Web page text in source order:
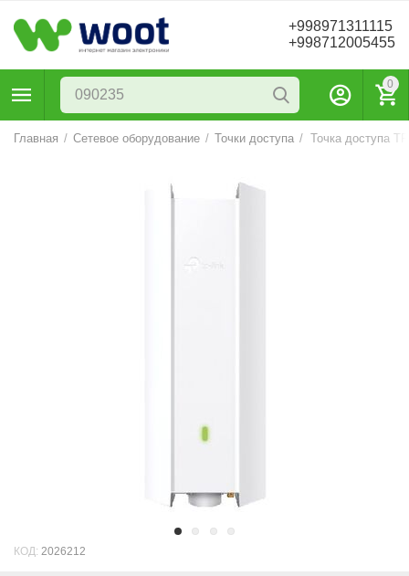
+998971311115
+998712005455
0
Главная / Сетевое оборудование / Точки доступа /
КОД: 2026212